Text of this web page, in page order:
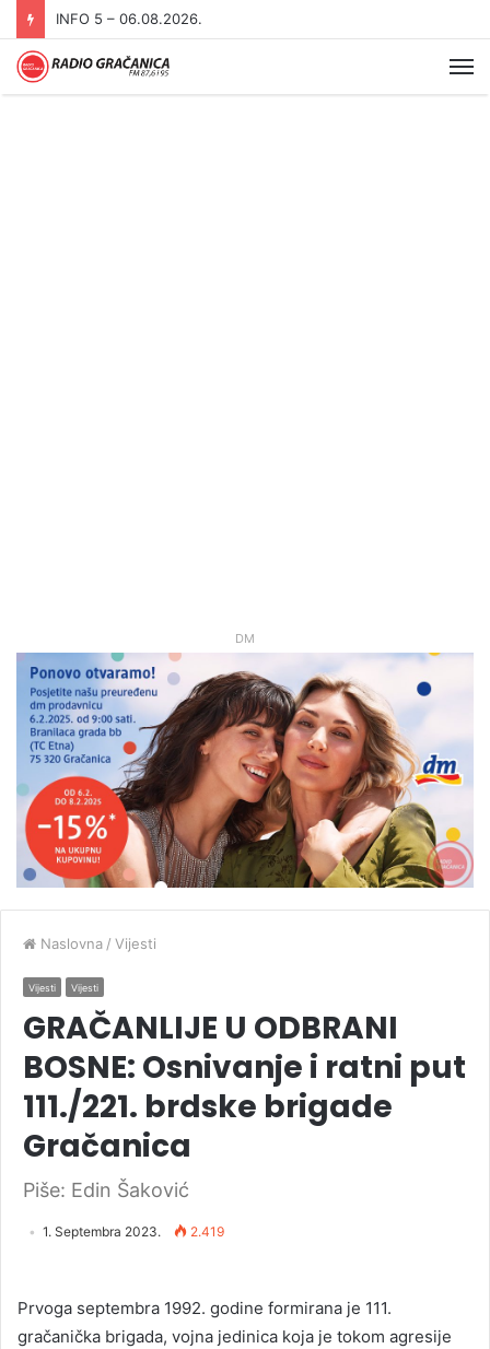
INFO 5 – 06.08.2026.
DM
Naslovna / Vijesti
Vijesti Vijesti
GRAČANLIJE U ODBRANI
BOSNE: Osnivanje i ratni put
111./221. brdske brigade
Gračanica
Piše: Edin Šaković
1. Septembra 2023. 2.419
Prvoga septembra 1992. godine formirana je 111.
gračanička brigada, vojna jedinica koja je tokom agresije